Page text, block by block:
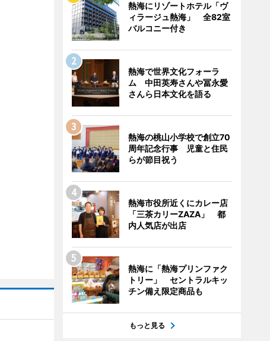
熱海にリゾートホテル「ヴ
ィラージュ熱海」 全82室
バルコニー付き
熱海で世界文化フォーラ
ム 中田英寿さんや冨永愛
さんら日本文化を語る
熱海の桃山小学校で創立70
周年記念行事 児童と住民
らが節目祝う
熱海市役所近くにカレー店
「三茶カリーZAZA」 都
内人気店が出店
熱海に「熱海プリンファク
トリー」 セントラルキッ
チン備え限定商品も
もっと見る